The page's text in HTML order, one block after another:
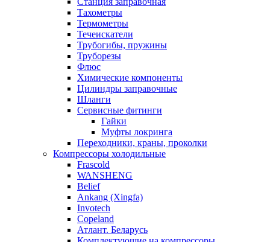
Тахометры
Термометры
Течеискатели
Трубогибы, пружины
Труборезы
Флюс
Химические компоненты
Цилиндры заправочные
Шланги
Сервисные фитинги
Гайки
Муфты локринга
Переходники, краны, проколки
Компрессоры холодильные
Frascold
WANSHENG
Belief
Ankang (Xingfa)
Invotech
Copeland
Атлант. Беларусь